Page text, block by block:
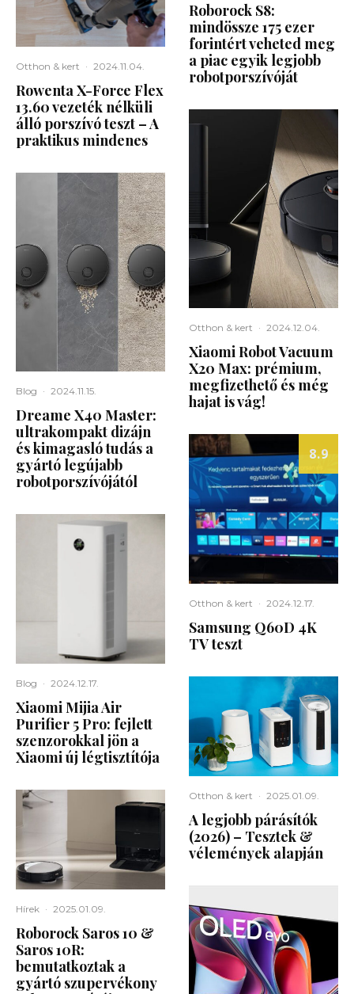
Otthon & kert · 2024.11.04.
Rowenta X-Force Flex
13.60 vezeték nélküli
álló porszívó teszt – A
praktikus mindenes
Blog · 2024.11.15.
Dreame X40 Master:
ultrakompakt dizájn
és kimagasló tudás a
gyártó legújabb
robotporszívójától
Blog · 2024.12.17.
Xiaomi Mijia Air
Purifier 5 Pro: fejlett
szenzorokkal jön a
Xiaomi új légtisztítója
Hírek · 2025.01.09.
Roborock Saros 10 &
Saros 10R:
bemutatkoztak a
gyártó szupervékony
Roborock S8:
mindössze 175 ezer
forintért veheted meg
a piac egyik legjobb
robotporszívóját
Otthon & kert · 2024.12.04.
Xiaomi Robot Vacuum
X20 Max: prémium,
megfizethető és még
hajat is vág!
8.9
Otthon & kert · 2024.12.17.
Samsung Q60D 4K
TV teszt
Otthon & kert · 2025.01.09.
A legjobb párásítók
(2026) – Tesztek &
vélemények alapján